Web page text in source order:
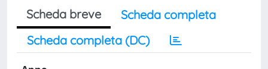
Scheda breve
Scheda completa
Scheda completa (DC)